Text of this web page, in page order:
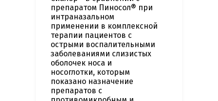
препаратом Пиносол® при
интраназальном
применении в комплексной
терапии пациентов с
острыми воспалительными
заболеваниями слизистых
оболочек носа и
носоглотки, которым
показано назначение
препаратов с